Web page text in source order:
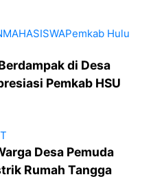
MAHASISWAPemkab Hulu
di Desa
Pemkab HSU
Desa Pemuda
Rumah Tangga